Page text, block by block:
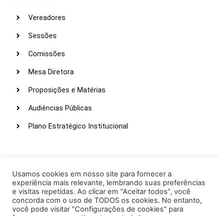
Vereadores
Sessões
Comissões
Mesa Diretora
Proposições e Matérias
Audiências Públicas
Plano Estratégico Institucional
Webmail
Intranet
Administração
Usamos cookies em nosso site para fornecer a
experiência mais relevante, lembrando suas preferências
e visitas repetidas. Ao clicar em “Aceitar todos”, você
concorda com o uso de TODOS os cookies. No entanto,
você pode visitar "Configurações de cookies" para